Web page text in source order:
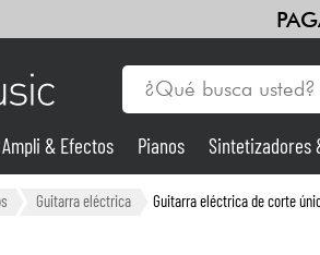
Bajos
Ampli & Efectos Pianos Sintetizadores
Guitarra eléctrica Guitarra eléctrica de corte